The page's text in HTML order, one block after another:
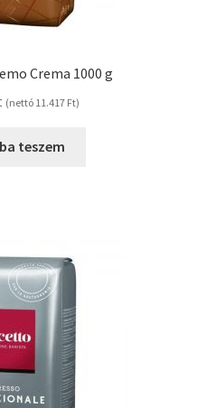
Crema 1000 g
(nettó 11.417 Ft)
teszem